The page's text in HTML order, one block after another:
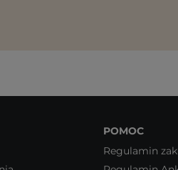
POMOC
Regulamin